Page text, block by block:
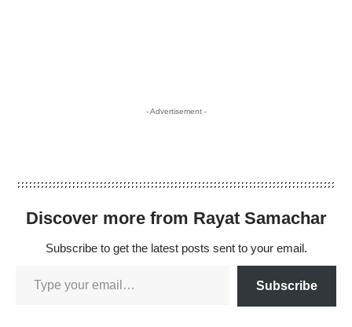
- Advertisement -
Discover more from Rayat Samachar
Subscribe to get the latest posts sent to your email.
Subscribe